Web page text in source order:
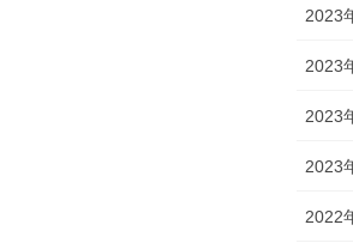
2023
2023
2023
2023
2022